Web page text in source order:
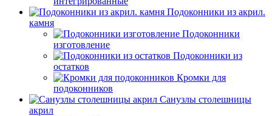
Подоконники из акрил.
камня
Подоконники
изготовление
Подоконники из
остатков
Кромки для
подоконников
Санузлы столешницы
акрил